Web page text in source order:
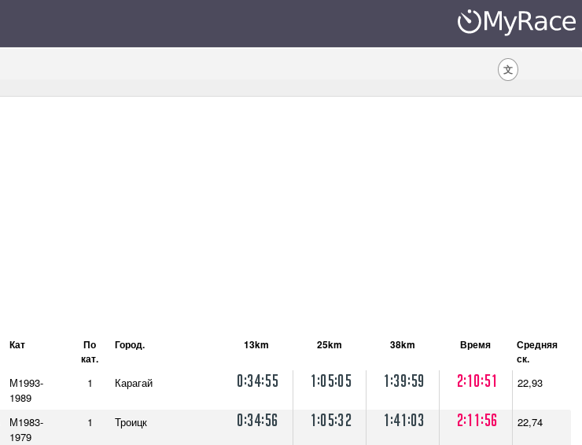
文
Кат
По
кат.
Город. 13km 25km 38km Время
Средняя
ск.
М1993-
1989
1 Карагай 0:34:55 1:05:05 1:39:59 2:10:51 22,93
М1983-
1979
1 Троицк 0:34:56 1:05:32 1:41:03 2:11:56 22,74